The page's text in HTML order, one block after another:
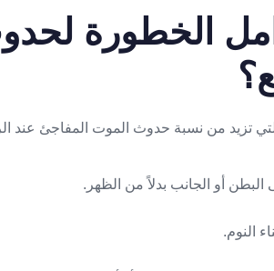
الخطورة
تزيد من نسبة حدوث الموت المفاجئ عند